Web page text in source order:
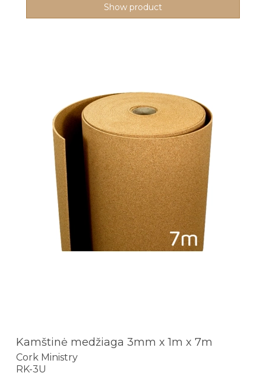
Show product
Kamštinė medžiaga 3mm x 1m x 7m
Cork Ministry
RK-3U